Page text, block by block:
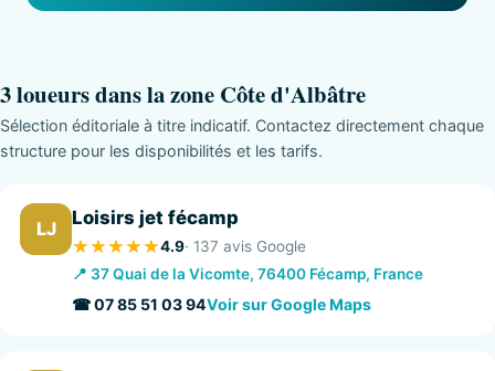
3 loueurs dans la zone Côte d'Albâtre
Sélection éditoriale à titre indicatif. Contactez directement chaque
structure pour les disponibilités et les tarifs.
LJ Loisirs jet fécamp
4.9· 137 avis Google
📍 37 Quai de la Vicomte, 76400 Fécamp, France
☎ 07 85 51 03 94Voir sur Google Maps